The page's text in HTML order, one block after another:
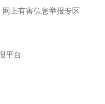
网上有害信息举报专区
平台